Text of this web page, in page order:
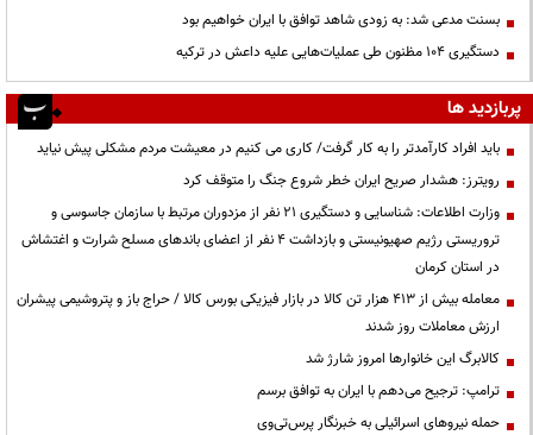
بسنت مدعی شد: به زودی شاهد توافق با ایران خواهیم بود
دستگیری ۱۰۴ مظنون طی عملیات‌هایی علیه داعش در ترکیه
پربازدید ها
باید افراد کارآمدتر را به کار گرفت/ کاری می کنیم در معیشت مردم مشکلی پیش نیاید
رویترز: هشدار صریح ایران خطر شروع جنگ را متوقف کرد
وزارت اطلاعات: شناسایی و دستگیری ۲۱ نفر از مزدوران مرتبط با سازمان جاسوسی و
تروریستی رژیم صهیونیستی و بازداشت ۴ نفر از اعضای باندهای مسلح شرارت و اغتشاش
در استان کرمان
معامله بیش از ۴۱۳ هزار تن کالا در بازار فیزیکی بورس کالا / حراج باز و پتروشیمی پیشران
ارزش معاملات روز شدند
کالابرگ این خانوارها امروز شارژ شد
ترامپ: ترجیح می‌دهم با ایران به توافق برسم
حمله نیروهای اسرائیلی به خبرنگار پرس‌تی‌وی